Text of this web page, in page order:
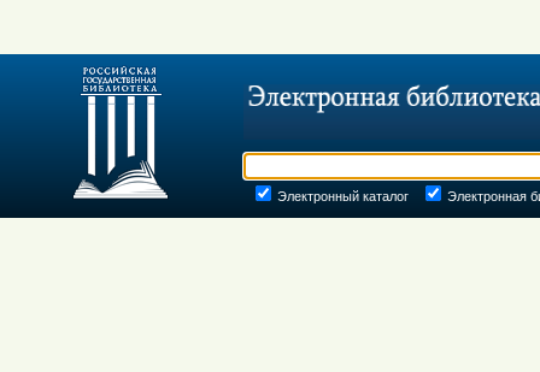
Электронный каталог Электронная